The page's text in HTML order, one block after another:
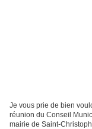
Je vous prie de bien
réunion du Conseil
mairie de Saint-